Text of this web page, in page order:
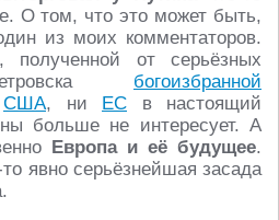
О том, что это может быть,
из моих комментаторов.
от серьёзных
богоизбранной
США, ни ЕС в настоящий
больше не интересует. А
Европа и её будущее.
явно серьёзнейшая засада